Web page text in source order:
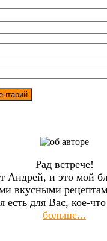
Рад встрече!
Андрей, и это мой
вкусными
есть для Вас, кое-
больше...